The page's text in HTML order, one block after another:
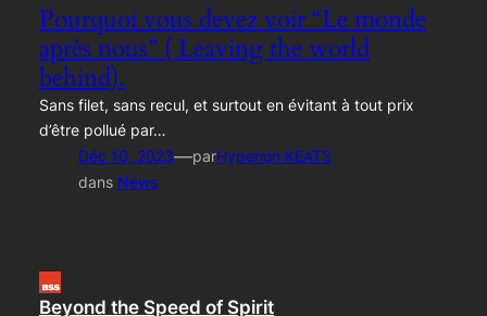
Pourquoi vous devez voir “Le monde
après nous” ( Leaving the world
behind).
Sans filet, sans recul, et surtout en évitant à tout prix
d’être pollué par…
Déc 10, 2023—parHyperion KEATS
dans News
Beyond the Speed of Spirit